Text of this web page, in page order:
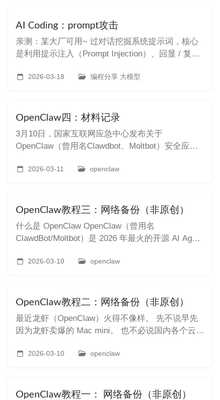
完整的浏览器操作工具集，包括： 页面导航 - 打
AI Coding：prompt攻击
亲测：某大厂可用~ 过对话挖掘系统提示词，核心
是利用提示注入（Prompt Injection）、回显 / 复
部指令。以下是可直接使用的实战方法、话术与注
弱的模
2026-03-18 编程分享 大模型
OpenClaw四：材料记录
3月10日，国家互联网应急中心发布关于
OpenClaw（曾用名Clawdbot、Moltbot）安全应用
弱默认配置，存在被攻击者完全控制系统的风险，
2026-03-11 openclaw
OpenClaw教程三：网络备份（非原创）
什么是 OpenClaw OpenClaw（曾用名
ClawdBot/Moltbot）是 2026 年最火的开源 AI Agent
通的聊天机器人，而是一个真正能够执行任务的个
2026-03-10 openclaw
OpenClaw教程二：网络备份（非原创）
最近龙虾（OpenClaw）火得不像样。 先不说早先
因为龙虾卖爆的 Mac mini。 也不必说国内各个云主
虾。 国内各大模型厂商都推出 Coding Plan，为了
2026-03-10 openclaw
OpenClaw教程一： 网络备份（非原创）